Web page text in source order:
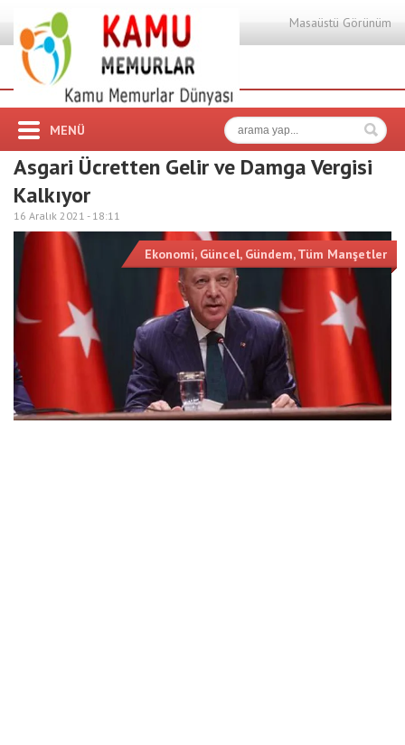
Masaüstü Görünüm
MENÜ
Asgari Ücretten Gelir ve Damga Vergisi
Kalkıyor
16 Aralık 2021 - 18:11
Ekonomi, Güncel, Gündem,Tüm Manşetler